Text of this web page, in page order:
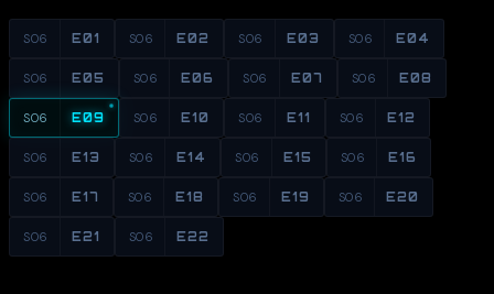
S06 E01 S06 E02 S06 E03 S06 E04
S06 E05 S06 E06 S06 E07 S06 E08
S06 E09 S06 E10 S06 E11 S06 E12
S06 E13 S06 E14 S06 E15 S06 E16
S06 E17 S06 E18 S06 E19 S06 E20
S06 E21 S06 E22